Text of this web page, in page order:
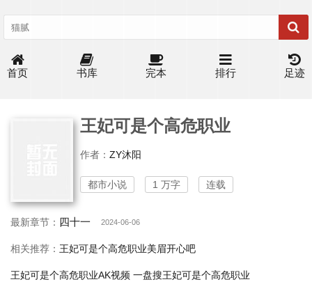
首页 书库 完本 排行 足迹
王妃可是个高危职业
作者： ZY沐阳
都市小说 1 万字 连载
最新章节： 四十一 2024-06-06
相关推荐： 王妃可是个高危职业美眉开心吧
王妃可是个高危职业AK视频 一盘搜王妃可是个高危职业